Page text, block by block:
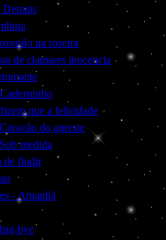
na roseira
de clamares inocencia
que a felicidade
do agreste
medida
de Iludir
- Amanhã
bye